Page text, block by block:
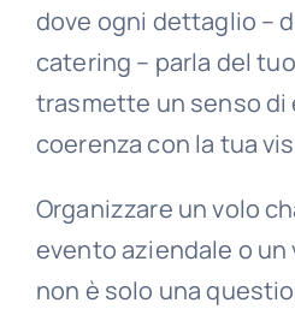
dove ogni dettaglio –
catering – parla del
trasmette un senso di
coerenza con la tua
Organizzare un volo
evento aziendale o
non è solo una